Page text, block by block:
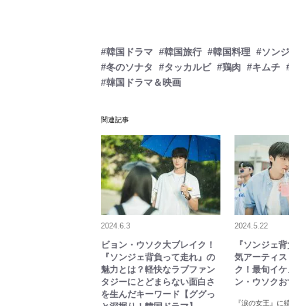
#韓国ドラマ #韓国旅行 #韓国料理 #ソン
#冬のソナタ
#タッカルビ #鶏肉 #キムチ
#韓国ドラマ＆映画
関連記事
2024.6.3
ビョン・ウソク大ブレイク！
『ソンジェ背負って走れ』の
魅力とは？軽快なラブファン
タジーにとどまらない面白さ
を生んだキーワード【ググっ
2024.5.22
『ソンジェ
気アーティ
ク！最旬イ
ン・ウソク
『涙の女王』に